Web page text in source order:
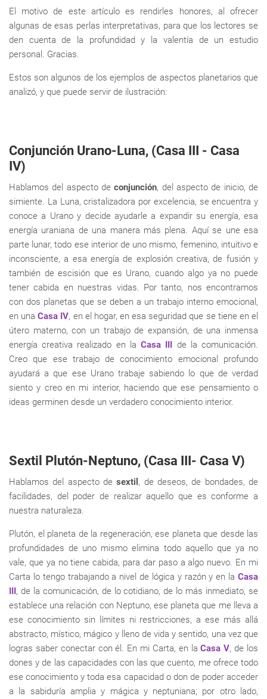
El motivo de este artículo es rendirles honores, al ofrecer
algunas de esas perlas interpretativas, para que los lectores se
den cuenta de la profundidad y la valentía de un estudio
personal. Gracias.
Estos son algunos de los ejemplos de aspectos planetarios que
analizó, y que puede servir de ilustración:
Conjunción Urano-Luna, (Casa III - Casa
IV)
Hablamos del aspecto deconjunción, del aspecto de inicio, de
simiente. La Luna, cristalizadora por excelencia, se encuentra y
conoce a Urano y decide ayudarle a expandir su energía, esa
energía uraniana de una manera más plena. Aquí se une esa
parte lunar, todo ese interior de uno mismo, femenino, intuitivo e
inconsciente, a esa energía de explosión creativa, de fusión y
también de escisión que es Urano, cuando algo ya no puede
tener cabida en nuestras vidas. Por tanto, nos encontramos
con dos planetas que se deben a un trabajo interno emocional,
en unaCasa IV, en el hogar, en esa seguridad que se tiene en el
útero materno, con un trabajo de expansión, de una inmensa
energía creativa realizado en laCasa III de la comunicación.
Creo que ese trabajo de conocimiento emocional profundo
ayudará a que ese Urano trabaje sabiendo lo que de verdad
siento y creo en mi interior, haciendo que ese pensamiento o
ideas germinen desde un verdadero conocimiento interior.
Sextil Plutón-Neptuno, (Casa III- Casa V)
Hablamos del aspecto desextil , de deseos, de bondades, de
facilidades, del poder de realizar aquello que es conforme a
nuestra naturaleza.
Plutón, el planeta de la regeneración, ese planeta que desde las
profundidades de uno mismo elimina todo aquello que ya no
vale, que ya no tiene cabida, para dar paso a algo nuevo. En mi
Carta lo tengo trabajando a nivel de lógica y razón y en la Casa
III, de la comunicación, de lo cotidiano, de lo más inmediato, se
establece una relación con Neptuno, ese planeta que me lleva a
ese conocimiento sin límites ni restricciones, a ese más allá
abstracto, místico, mágico y lleno de vida y sentido, una vez que
logras saber conectar con él. En mi Carta, en laCasa V, de los
dones y de las capacidades con las que cuento, me ofrece todo
ese conocimiento y toda esa capacidad o don de poder acceder
a la sabiduría amplia y mágica y neptuniana; por otro lado,